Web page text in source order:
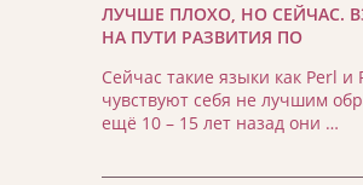
ЛУЧШЕ ПЛОХО, НО СЕЙЧАС.
НА ПУТИ РАЗВИТИЯ ПО
Сейчас такие языки как Perl и
чувствуют себя не лучшим
ещё 10 – 15 лет назад они …